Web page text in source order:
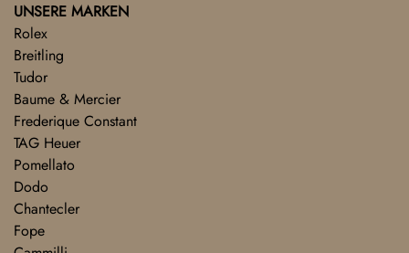
UNSERE MARKEN
Rolex
Breitling
Tudor
Baume & Mercier
Frederique Constant
TAG Heuer
Pomellato
Dodo
Chantecler
Fope